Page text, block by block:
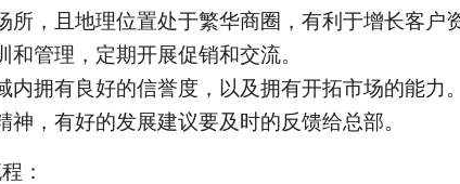
所，且地理位置处于繁华商圈，有利于增长客户资
和管理，定期开展促销和交流。
内拥有良好的信誉度，以及拥有开拓市场的能力。
神，有好的发展建议要及时的反馈给总部。
：